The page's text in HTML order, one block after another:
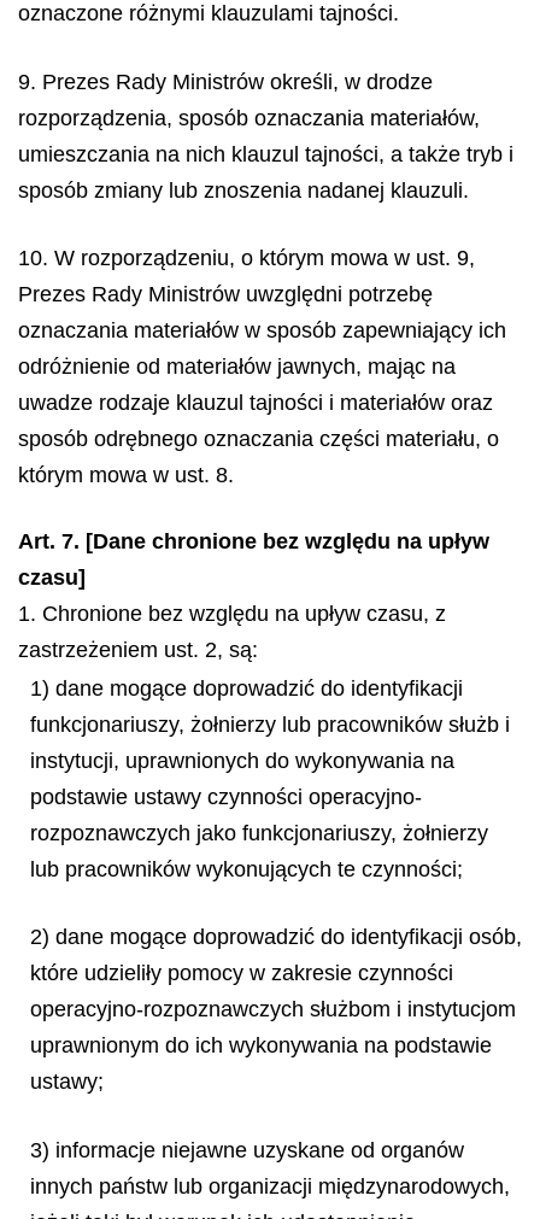
oznaczone różnymi klauzulami tajności.
9. Prezes Rady Ministrów określi, w drodze
rozporządzenia, sposób oznaczania materiałów,
umieszczania na nich klauzul tajności, a także tryb i
sposób zmiany lub znoszenia nadanej klauzuli.
10. W rozporządzeniu, o którym mowa w ust. 9,
Prezes Rady Ministrów uwzględni potrzebę
oznaczania materiałów w sposób zapewniający ich
odróżnienie od materiałów jawnych, mając na
uwadze rodzaje klauzul tajności i materiałów oraz
sposób odrębnego oznaczania części materiału, o
którym mowa w ust. 8.
Art. 7. [Dane chronione bez względu na upływ
czasu]
1. Chronione bez względu na upływ czasu, z
zastrzeżeniem ust. 2, są:
1) dane mogące doprowadzić do identyfikacji
funkcjonariuszy, żołnierzy lub pracowników służb i
instytucji, uprawnionych do wykonywania na
podstawie ustawy czynności operacyjno-
rozpoznawczych jako funkcjonariuszy, żołnierzy
lub pracowników wykonujących te czynności;
2) dane mogące doprowadzić do identyfikacji osób,
które udzieliły pomocy w zakresie czynności
operacyjno-rozpoznawczych służbom i instytucjom
uprawnionym do ich wykonywania na podstawie
ustawy;
3) informacje niejawne uzyskane od organów
innych państw lub organizacji międzynarodowych,